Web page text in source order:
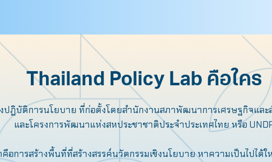
Thailand Policy Lab คือใคร
ปฏิบัติการนโยบาย ที่ก่อตั้งโดยสํานักงานสภาพัฒนาการเศรษฐกิจและ
และโครงการพัฒนาแห่งสหประชาชาติประจําประเทศไทย หรือ
คือการสร้างพื้นที่ที่สร้างสรรค์นวัตกรรมเชิงนโยบาย หาความเป็นไปได้